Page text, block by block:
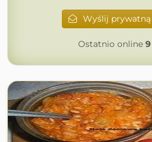
Wyślij
Ostatnio online